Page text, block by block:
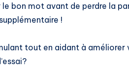
bon mot avant de perdre la
!
tout en aidant à améliorer